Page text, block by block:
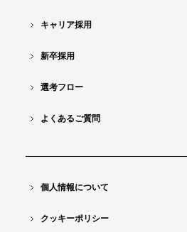
キャリア採用
新卒採用
選考フロー
よくあるご質問
個人情報について
クッキーポリシー